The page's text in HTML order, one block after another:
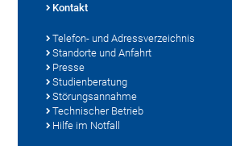
Kontakt
Telefon- und Adressverzeichnis
Standorte und Anfahrt
Presse
Studienberatung
Störungsannahme
Technischer Betrieb
Hilfe im Notfall